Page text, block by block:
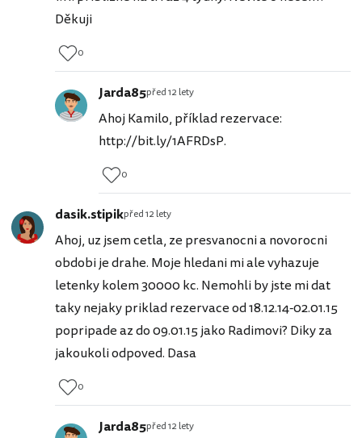
Děkuji
0
Jarda85před 12 lety
Ahoj Kamilo, příklad rezervace:
http://bit.ly/1AFRDsP.
0
dasik.stipikpřed 12 lety
Ahoj, uz jsem cetla, ze presvanocni a novorocni
obdobi je drahe. Moje hledani mi ale vyhazuje
letenky kolem 30000 kc. Nemohli by jste mi dat
taky nejaky priklad rezervace od 18.12.14-02.01.15
popripade az do 09.01.15 jako Radimovi? Diky za
jakoukoli odpoved. Dasa
0
Jarda85před 12 lety